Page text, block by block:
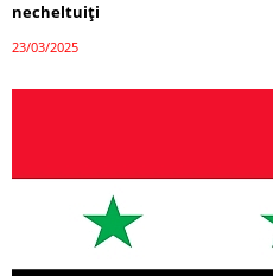
necheltuiți
23/03/2025